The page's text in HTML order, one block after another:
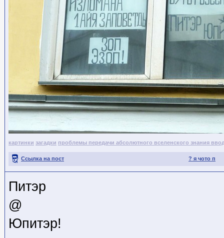
картинки загадки проблемы передачи абсолютного вселенского знания
? я чото п
Ссылка на пост
Питэр
@
Юпитэр!